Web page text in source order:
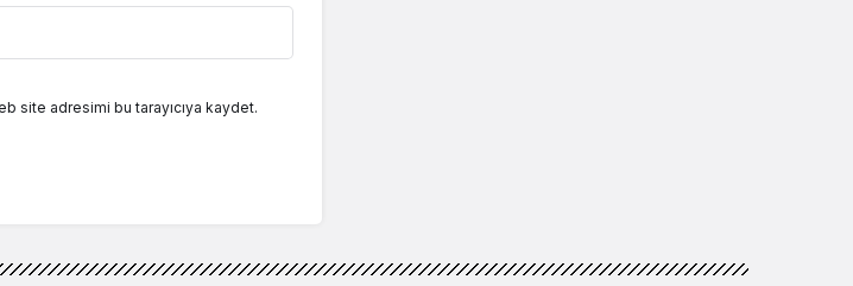
site adresimi bu tarayıcıya kaydet.